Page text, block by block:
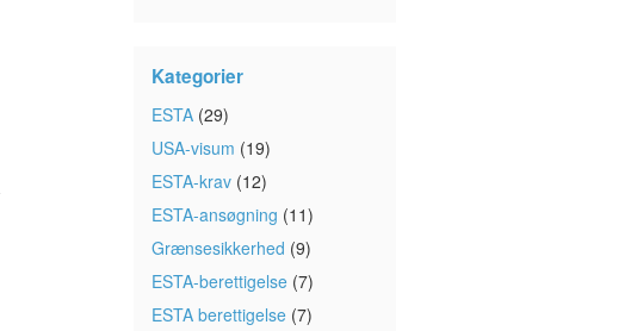
Kategorier
ESTA (29)
USA-visum (19)
ESTA-krav (12)
ESTA-ansøgning (11)
Grænsesikkerhed (9)
ESTA-berettigelse (7)
ESTA berettigelse (7)